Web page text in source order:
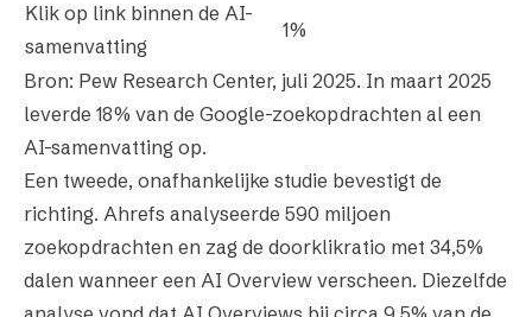
Klik op link binnen de AI-
samenvatting
1%
Bron: Pew Research Center, juli 2025. In maart 2025
leverde 18% van de Google-zoekopdrachten al een
AI-samenvatting op.
Een tweede, onafhankelijke studie bevestigt de
richting. Ahrefs analyseerde 590 miljoen
zoekopdrachten en zag de doorklikratio met 34,5%
dalen wanneer een AI Overview verscheen. Diezelfde